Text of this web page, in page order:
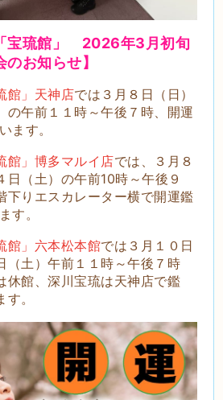
宝琉館」 2026年3月初旬
お知らせ】
館」天神店では３月８日（日）
の午前１１時～午後７時、開運
ます。
館」博多マルイ店では、３月８
日（土）の午前10時～午後９
下りエスカレーター横で開運鑑
す。
館」六本松本館では３月１０日
（土）午前１１時～午後７時
休館、深川宝琉は天神店で鑑
。